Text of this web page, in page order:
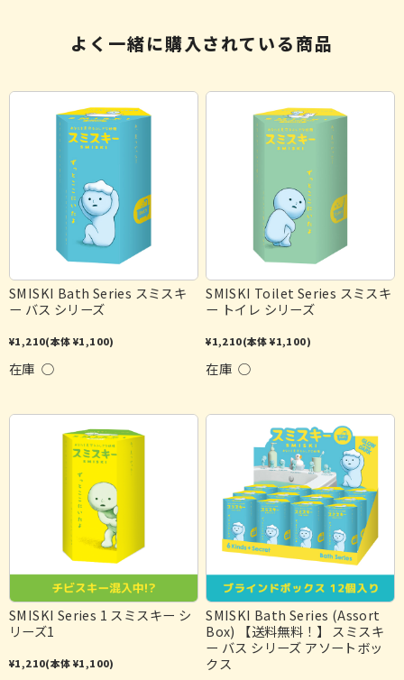
よく一緒に購入されている商品
SMISKI Bath Series スミスキ
ー バス シリーズ
¥1,210(本体 ¥1,100)
在庫 ○
SMISKI Toilet Series スミスキ
ー トイレ シリーズ
¥1,210(本体 ¥1,100)
在庫 ○
SMISKI Series 1 スミスキー シ
リーズ1
¥1,210(本体 ¥1,100)
SMISKI Bath Series (Assort
Box) 【送料無料！】 スミスキ
ー バス シリーズ アソートボッ
クス